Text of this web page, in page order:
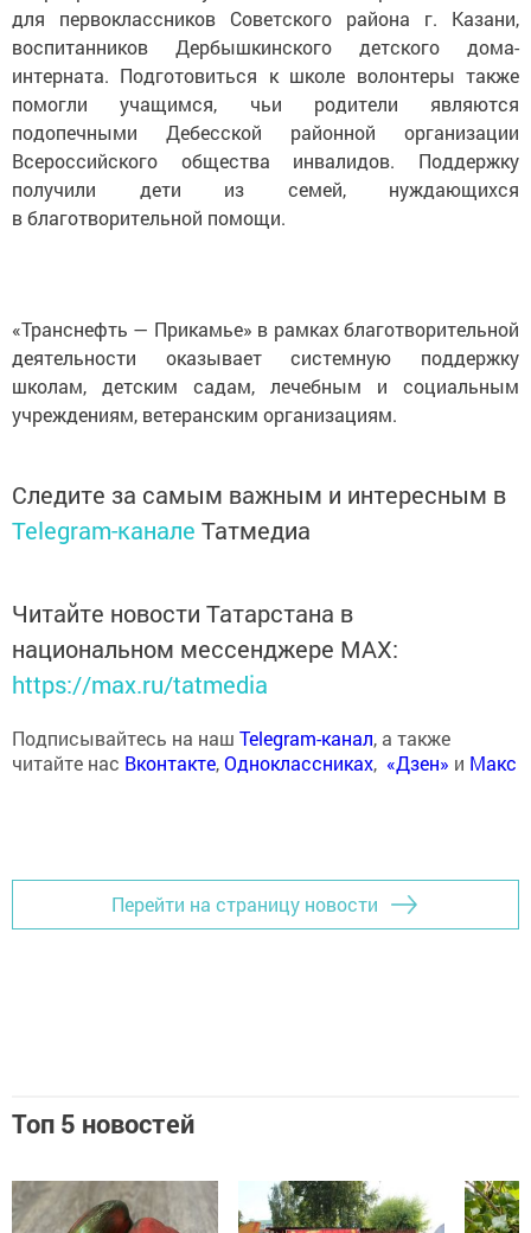
для первоклассников Советского района г. Казани,
воспитанников Дербышкинского детского дома-
интерната. Подготовиться к школе волонтеры также
помогли учащимся, чьи родители являются
подопечными Дебесской районной организации
Всероссийского общества инвалидов. Поддержку
получили дети из семей, нуждающихся
в благотворительной помощи.
«Транснефть — Прикамье» в рамках благотворительной
деятельности оказывает системную поддержку
школам, детским садам, лечебным и социальным
учреждениям, ветеранским организациям.
Следите за самым важным и интересным в
Telegram-канале Татмедиа
Читайте новости Татарстана в
национальном мессенджере MАХ:
https://max.ru/tatmedia
Подписывайтесь на наш Telegram-канал, а также
читайте нас Вконтакте,Одноклассниках, «Дзен» и Макс
Перейти на страницу новости
Топ 5 новостей